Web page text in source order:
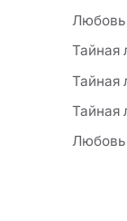
Тайная
Тайная
Тайная
Любовь